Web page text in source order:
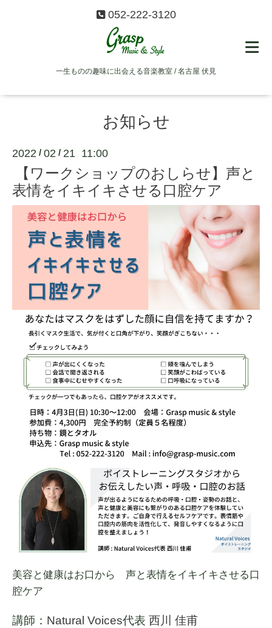
052-222-3120
一生ものの趣味に出会える音楽教室 / 名古屋 伏見
お知らせ
2022 / 02 / 21 11:00
【ワークショップのおしらせ】声と
表情をイキイキさせる口腔ケア
美容と健康はお口から 声と表情をイキイキさせる口
腔ケア
講師： Natural Voices代表 西川 佳甫